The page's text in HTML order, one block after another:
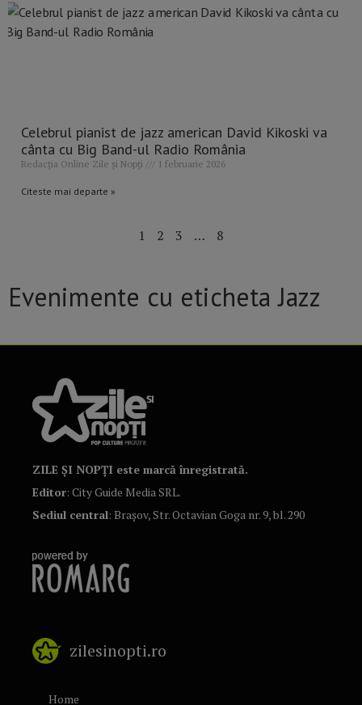
Celebrul pianist de jazz american David Kikoski va
cânta cu Big Band-ul Radio România
Redacția Online Zile și Nopți 1 februarie 2026
Citeste mai departe »
1 2 3 … 8
Evenimente cu eticheta Jazz
ZILE ȘI NOPȚI este marcă înregistrată.
Editor: City Guide Media SRL.
Sediul central: Brașov, Str. Octavian Goga nr. 9, bl. 290
zilesinopti.ro
Home